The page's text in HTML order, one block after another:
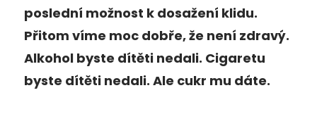
poslední možnost k dosažení klidu.
Přitom víme moc dobře, že není zdravý.
Alkohol byste dítěti nedali. Cigaretu
byste dítěti nedali. Ale cukr mu dáte.